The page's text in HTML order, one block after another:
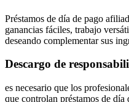
Préstamos de día de pago
ganancias fáciles, trabajo
deseando complementar sus
Descargo de
es necesario que los
que controlan préstamos de